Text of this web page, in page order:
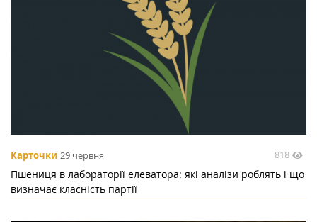
Карточки 29 червня 818
Пшениця в лабораторії елеватора: які аналізи роблять і що
визначає класність партії